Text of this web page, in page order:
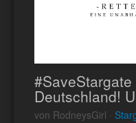
Deutschland!
von RodneysGirl ·